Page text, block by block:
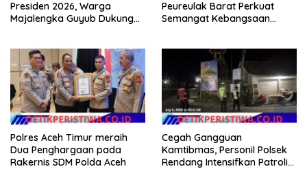
Presiden 2026, Warga
Majalengka Guyub Dukung
Peureulak Barat Perkuat
Semangat Kebangsaan
Polres Aceh Timur meraih
Dua Penghargaan pada
Rakernis SDM Polda Aceh
Cegah Gangguan
Kamtibmas, Personil Polsek
Rendang Intensifkan Patroli